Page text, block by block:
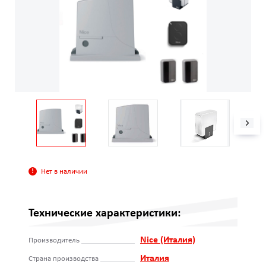
Нет в наличии
Технические характеристики:
Производитель Nice (Италия)
Страна производства Италия